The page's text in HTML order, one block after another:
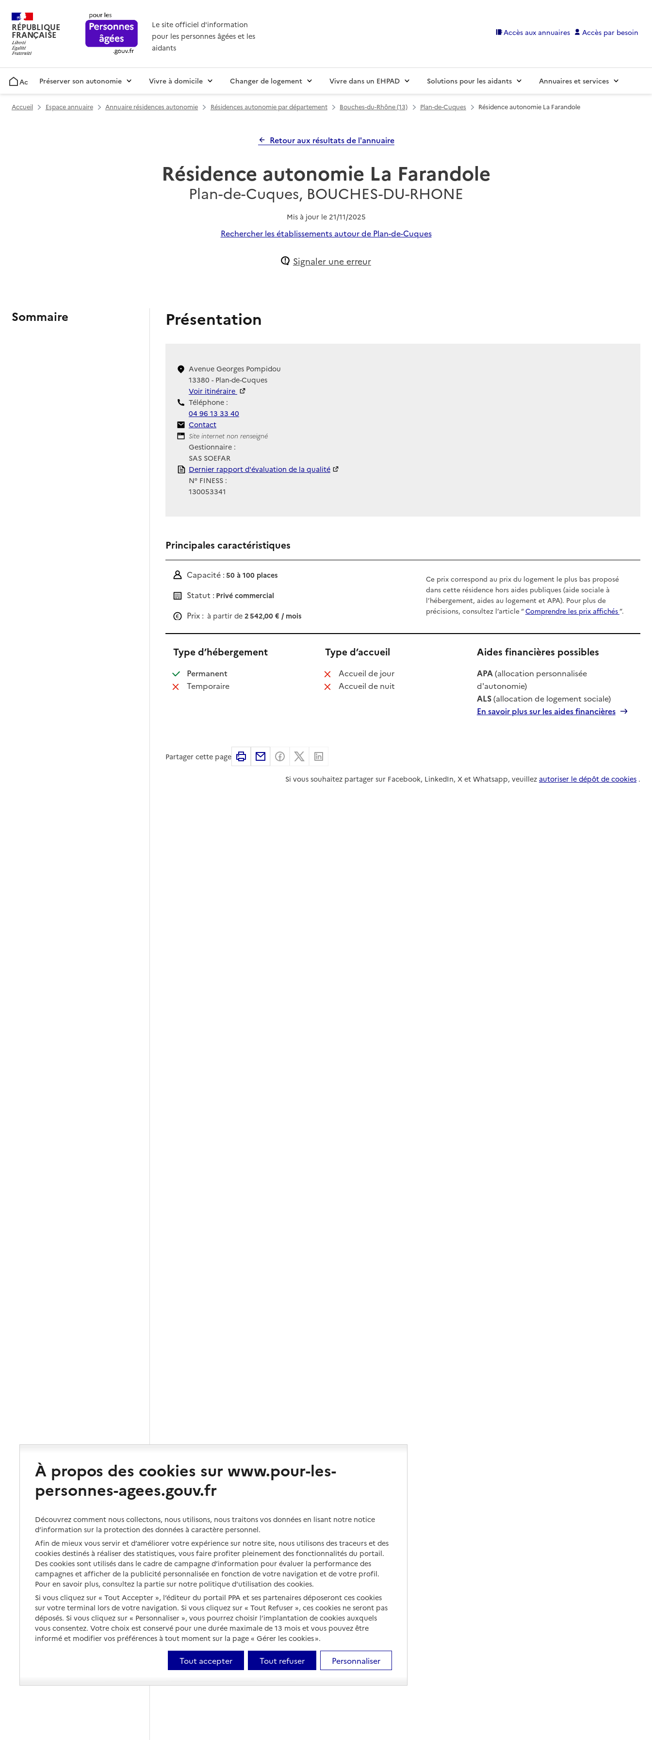
RÉPUBLIQUE
FRANÇAISE
Le site officiel d'information
pour les personnes âgées et les
aidants
Accès aux annuaires Accès par besoin
AccueilPréserver son autonomie Vivre à domicile Changer de logement Vivre dans un EHPAD Solutions pour les aidants Annuaires et services
Accueil Espace annuaire Annuaire résidences autonomie Résidences autonomie par département Bouches-du-Rhône (13) Plan-de-Cuques Résidence autonomie La Farandole
Retour aux résultats de l'annuaire
Résidence autonomie La Farandole
Plan-de-Cuques, BOUCHES-DU-RHONE
Mis à jour le 21/11/2025
Rechercher les établissements autour de Plan-de-Cuques
Signaler une erreur
Sommaire Présentation
Avenue Georges Pompidou
13380 - Plan-de-Cuques
Voir itinéraire
Téléphone :
04 96 13 33 40
Contact
Contact
Site Internet
Site internet non renseigné
Gestionnaire :
SAS SOEFAR
Rapport HAS
Dernier rapport d'évaluation de la qualité
N° FINESS :
130053341
Principales caractéristiques
Capacité : 50 à 100 places
Statut : Privé commercial
Prix : à partir de 2 542,00 € / mois
Ce prix correspond au prix du logement le plus bas proposé
dans cette résidence hors aides publiques (aide sociale à
l’hébergement, aides au logement et APA). Pour plus de
précisions, consultez l’article “Comprendre les prix affichés”.
Type d’hébergement
Permanent: disponible
Temporaire: non disponible
Type d’accueil
Accueil de jour: non disponible
Accueil de nuit: non disponible
Aides financières possibles
APA(allocation personnalisée
d'autonomie)
ALS(allocation de logement sociale)
En savoir plus sur les aides financières
Partager cette page ImprimerPartager par email
Partager sur Facebook
Partager sur X
Si vous souhaitez partager sur Facebook, LinkedIn, X et Whatsapp, veuillez autoriser le dépôt de cookies .
À propos des cookies sur www.pour-les-
personnes-agees.gouv.fr
Découvrez comment nous collectons, nous utilisons, nous traitons vos données en lisant notre notice
d’information sur la protection des données à caractère personnel.
Afin de mieux vous servir et d’améliorer votre expérience sur notre site, nous utilisons des traceurs et des
cookies destinés à réaliser des statistiques, vous faire profiter pleinement des fonctionnalités du portail.
Des cookies sont utilisés dans le cadre de campagne d’information pour évaluer la performance des
campagnes et afficher de la publicité personnalisée en fonction de votre navigation et de votre profil.
Pour en savoir plus, consultez la partie sur notre politique d'utilisation des cookies.
Si vous cliquez sur « Tout Accepter », l’éditeur du portail PPA et ses partenaires déposeront ces cookies
sur votre terminal lors de votre navigation. Si vous cliquez sur « Tout Refuser », ces cookies ne seront pas
déposés. Si vous cliquez sur « Personnaliser », vous pourrez choisir l’implantation de cookies auxquels
vous consentez. Votre choix est conservé pour une durée maximale de 13 mois et vous pouvez être
informé et modifier vos préférences à tout moment sur la page « Gérer les cookies ».
Tout accepter Tout refuser Personnaliser